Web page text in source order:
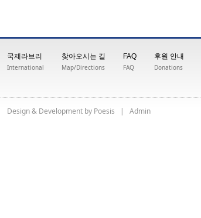
국제라브리
International
찾아오시는 길
Map/Directions
FAQ
FAQ
후원 안내
Donations
nimdA
|
siseoP
yb tnempoleveD & ngiseD